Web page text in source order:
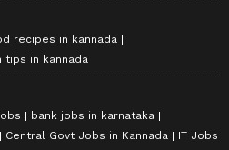
recipes in kannada
tips in kannada
bank jobs in karnataka
Central Govt Jobs in Kannada IT Jobs